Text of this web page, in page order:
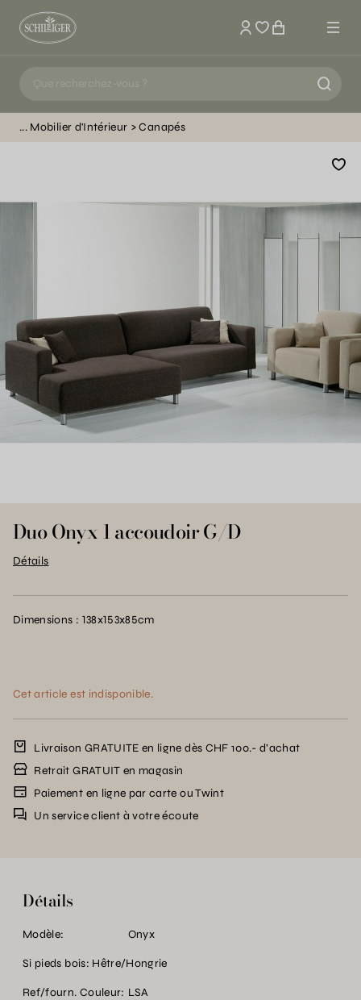
Mon compte
Mobilier d'Intérieur Canapés
Duo Onyx 1 accoudoir G/D
Détails
Dimensions : 138x153x85cm
Cet article est indisponible.
Livraison GRATUITE en ligne dès CHF 100.- d’achat
Retrait GRATUIT en magasin
Paiement en ligne par carte ou Twint
Un service client à votre écoute
Détails
Modèle: Onyx
Si pieds bois: Hêtre/Hongrie
Ref/fourn. Couleur: LSA